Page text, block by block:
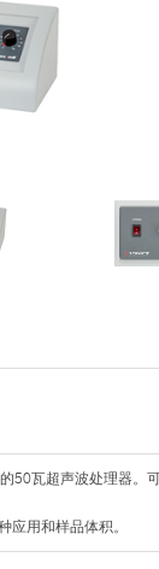
50瓦超声波处理器。
应用和样品体积。